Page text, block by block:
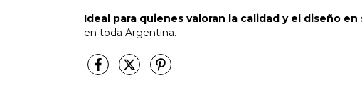
Ideal para quienes valoran la calidad y el diseño en
en toda Argentina.